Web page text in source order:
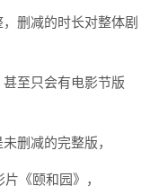
删减的时长对整体剧
至只会有电影节版
删减的完整版，
《颐和园》，